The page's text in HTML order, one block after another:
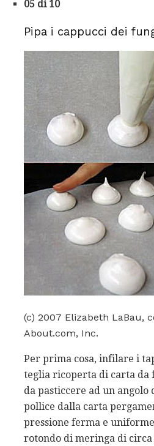
05 di 10
Pipa i cappucci dei
(c) 2007 Elizabeth LaBau,
About.com, Inc.
Per prima cosa, infilare i
teglia ricoperta di carta da
da pasticcere ad un angolo
pollice dalla carta
pressione ferma e
rotondo di meringa di